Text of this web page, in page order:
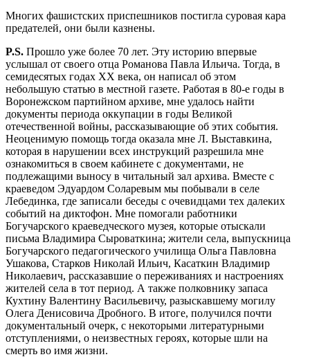
Многих фашистских приспешников постигла суровая кара
предателей, они были казнены.
P.S. Прошло уже более 70 лет. Эту историю впервые
услышал от своего отца Романова Павла Ильича. Тогда, в
семидесятых годах XX века, он написал об этом
небольшую статью в местной газете. Работая в 80-е годы в
Воронежском партийном архиве, мне удалось найти
документы периода оккупации в годы Великой
отечественной войны, рассказывающие об этих события.
Неоценимую помощь тогда оказала мне Л. Выставкина,
которая в нарушении всех инструкций разрешила мне
ознакомиться в своем кабинете с документами, не
подлежащими выносу в читальный зал архива. Вместе с
краеведом Эдуардом Соларевым мы побывали в селе
Лебединка, где записали беседы с очевидцами тех далеких
событий на диктофон. Мне помогали работники
Богучарского краеведческого музея, которые отыскали
письма Владимира Сыроваткина; жители села, выпускница
Богучарского педагогического училища Ольга Павловна
Ушакова, Старков Николай Ильич, Касаткин Владимир
Николаевич, рассказавшие о переживаниях и настроениях
жителей села в тот период. А также полковнику запаса
Кухтину Валентину Васильевичу, разыскавшему могилу
Олега Денисовича Дробного. В итоге, получился почти
документальный очерк, с некоторыми литературными
отступлениями, о неизвестных героях, которые шли на
смерть во имя жизни.